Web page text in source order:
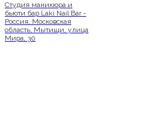
Студия маникюра и
бьюти бар Laki Nail Bar -
Россия, Московская
область, Мытищи, улица
Мира, 30